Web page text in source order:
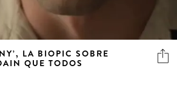
LA BIOPIC SOBRE
QUE TODOS